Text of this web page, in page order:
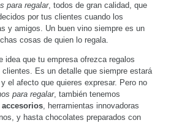
para regalar, todos de gran calidad, que
por tus clientes cuando los
y amigos. Un buen vino siempre es un
cosas de quien lo regala.
idea que tu empresa ofrezca regalos
clientes. Es un detalle que siempre estará
el afecto que quieres expresar. Pero no
para regalar, también tenemos
, herramientas innovadoras
y hasta chocolates preparados con